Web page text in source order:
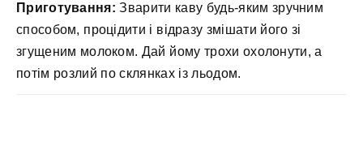
Приготування: Зварити каву будь-яким зручним
способом, процідити і відразу змішати його зі
згущеним молоком. Дай йому трохи охолонути, а
потім розлий по склянках із льодом.